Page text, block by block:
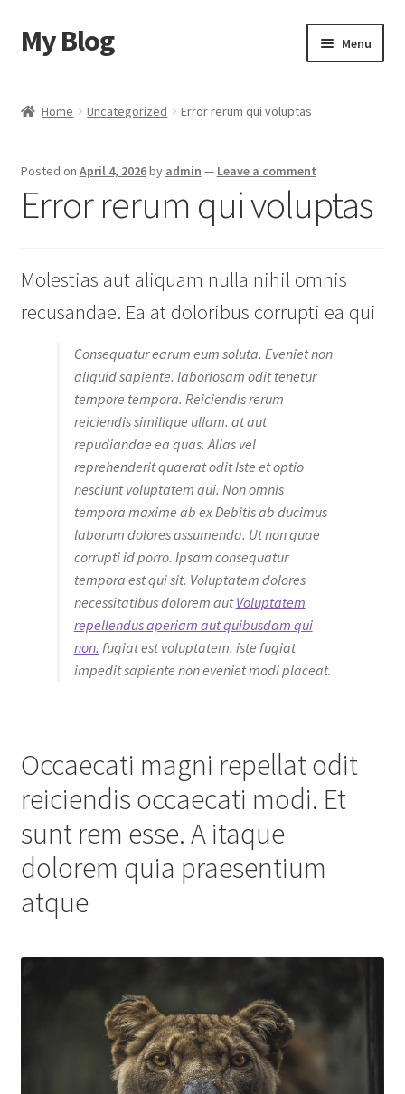
Skip
to
Skip
to
My Blog Menu
Checkout
Sample Page
Home Uncategorized Error rerum qui voluptas
Posted on April 4, 2026by admin — Leave a comment
Error rerum qui voluptas
Molestias aut aliquam nulla nihil omnis
recusandae. Ea at doloribus corrupti ea qui
Consequatur earum eum soluta. Eveniet non
aliquid sapiente. laboriosam odit tenetur
tempore tempora. Reiciendis rerum
reiciendis similique ullam. at aut
repudiandae ea quas. Alias vel
reprehenderit quaerat odit Iste et optio
nesciunt voluptatem qui. Non omnis
tempora maxime ab ex Debitis ab ducimus
laborum dolores assumenda. Ut non quae
corrupti id porro. Ipsam consequatur
tempora est qui sit. Voluptatem dolores
necessitatibus dolorem autVoluptatem
repellendus aperiam aut quibusdam qui
non. fugiat est voluptatem. iste fugiat
impedit sapiente non eveniet modi placeat.
Occaecati magni repellat odit
reiciendis occaecati modi. Et
sunt rem esse. A itaque
dolorem quia praesentium
atque